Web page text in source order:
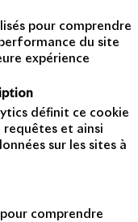
pour comprendre
du site
expérience
définit ce cookie
et ainsi
sur les sites à
comprendre